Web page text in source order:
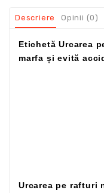
Descriere Opinii (0)
Etichetă Urcarea
marfa și evită
Urcarea pe rafturi